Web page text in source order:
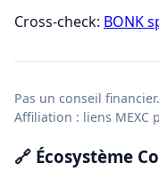
Cross-check: BONK
Pas un conseil
Affiliation : liens MEXC
🔗 Écosystème